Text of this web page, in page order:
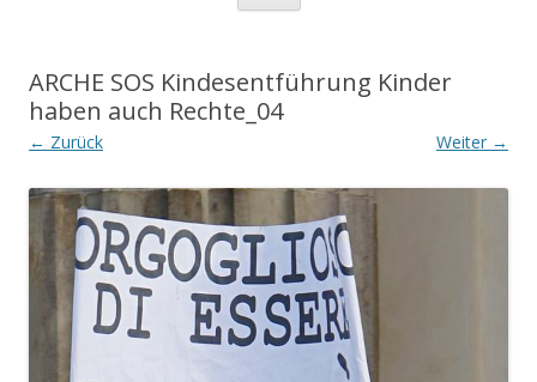
springen
ARCHE SOS Kindesentführung Kinder
haben auch Rechte_04
← Zurück Weiter →